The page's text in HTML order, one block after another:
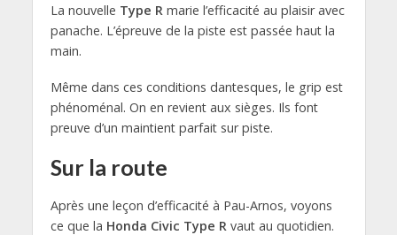
La nouvelle Type Rmarie l’efficacité au plaisir avec
panache. L’épreuve de la piste est passée haut la
main.
Même dans ces conditions dantesques, le grip est
phénoménal. On en revient aux sièges. Ils font
preuve d’un maintient parfait sur piste.
Sur la route
Après une leçon d’efficacité à Pau-Arnos, voyons
ce que la Honda Civic Type Rvaut au quotidien.